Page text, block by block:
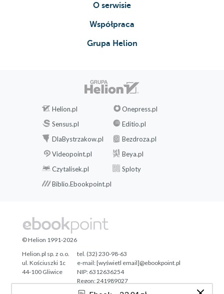
O serwisie
Współpraca
Grupa Helion
Helion.pl
Onepress.pl
Sensus.pl
Editio.pl
DlaBystrzakow.pl
Bezdroza.pl
Videopoint.pl
Beya.pl
Czytalisek.pl
Sploty
Biblio.Ebookpoint.pl
© Helion 1991-2026
Helion.pl sp. z o.o.
ul. Kościuszki 1c
44-100 Gliwice
tel. (32) 230-98-63
e-mail:[wyświetl email]@ebookpoint.pl
NIP: 6312636254
Regon: 241989027